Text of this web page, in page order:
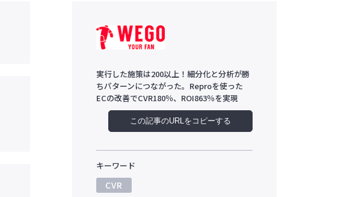
実行した施策は200以上！細分化と分析が勝
ちパターンにつながった。Reproを使った
ECの改善でCVR180％、ROI863％を実現
この記事のURLをコピーする
キーワード
CVR